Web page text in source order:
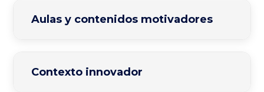
Aulas y contenidos motivadores
Contexto innovador